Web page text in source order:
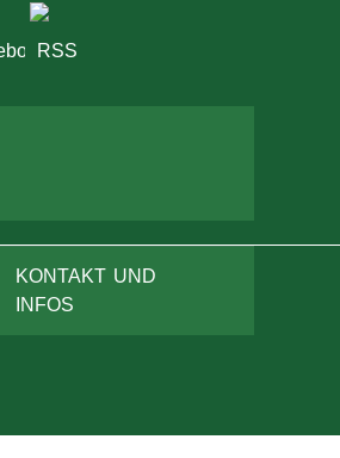
KONTAKT UND
INFOS